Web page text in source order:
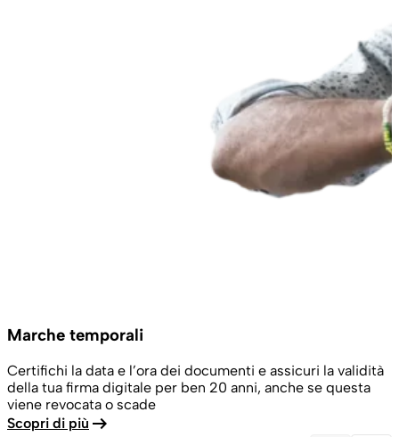
Marche temporali
Certifichi la data e l’ora dei documenti e assicuri la validità
della tua firma digitale per ben 20 anni, anche se questa
viene revocata o scade
Scopri di più arrow_right_alt